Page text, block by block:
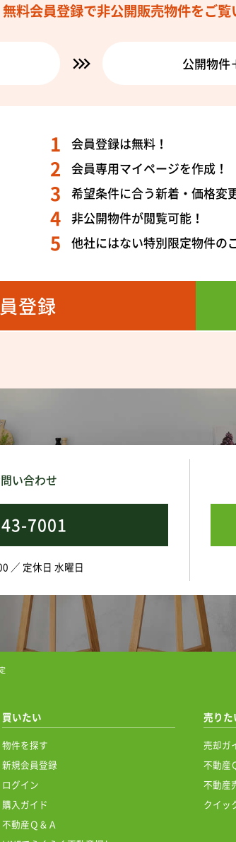
無料会員登録で非公開販売物件をご
公開物件
会員登録は無料！
会員専用マイページを作成！
希望条件に合う新着・価格変
非公開物件が閲覧可能！
他社にはない特別限定物件の
登録
い合わせ
7001
／ 定休日 水曜日
買いたい
物件を探す
新規会員登録
ログイン
購入ガイド
不動産Ｑ＆Ａ
売りた
売却ガ
不動産
不動産
クイッ